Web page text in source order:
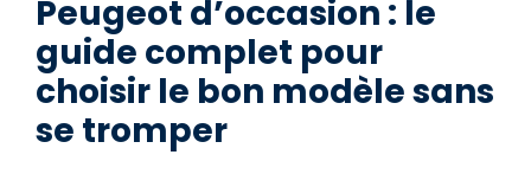
Peugeot d’occasion : le
guide complet pour
choisir le bon modèle sans
se tromper